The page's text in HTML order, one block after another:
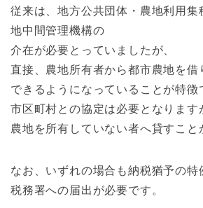
従来は、地方公共団体・農地利用集
地中間管理機構の
介在が必要とっていましたが、
直接、農地所有者から都市農地を借
できるようになっていることが特徴
市区町村との協定は必要となります
農地を所有していない者へ貸すこと
なお、いずれの場合も納税猶予の特
税務署への届出が必要です。